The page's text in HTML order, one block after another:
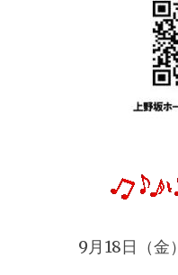
9月18日（金）